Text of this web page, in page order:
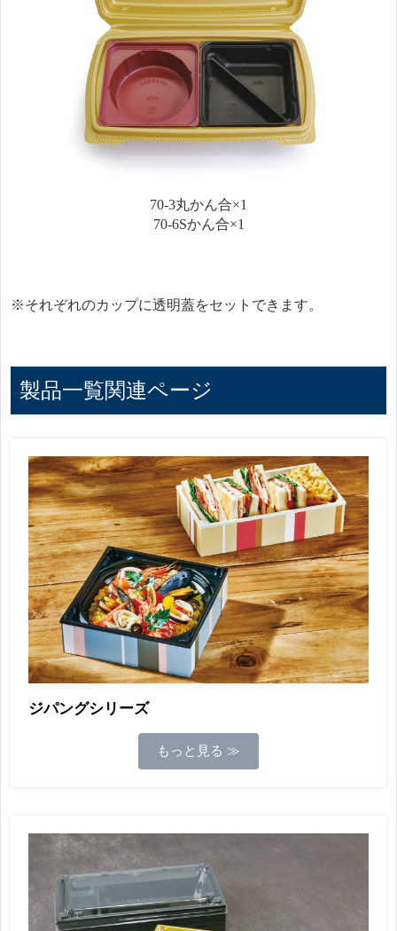
70-3丸かん合×1
70-6Sかん合×1
※それぞれのカップに透明蓋をセットできます。
製品一覧関連ページ
ジパングシリーズ
もっと見る ≫